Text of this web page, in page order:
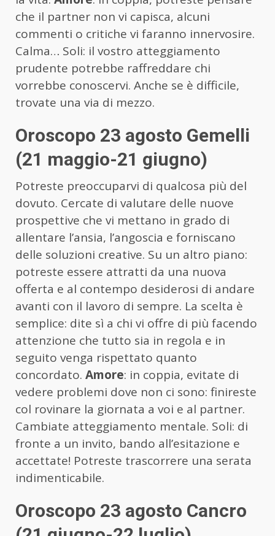
che il partner non vi capisca, alcuni
commenti o critiche vi faranno innervosire.
Calma… Soli: il vostro atteggiamento
prudente potrebbe raffreddare chi
vorrebbe conoscervi. Anche se è difficile,
trovate una via di mezzo.
Oroscopo 23 agosto Gemelli
(21 maggio-21 giugno)
Potreste preoccuparvi di qualcosa più del
dovuto. Cercate di valutare delle nuove
prospettive che vi mettano in grado di
allentare l’ansia, l’angoscia e forniscano
delle soluzioni creative. Su un altro piano:
potreste essere attratti da una nuova
offerta e al contempo desiderosi di andare
avanti con il lavoro di sempre. La scelta è
semplice: dite sì a chi vi offre di più facendo
attenzione che tutto sia in regola e in
seguito venga rispettato quanto
concordato. Amore: in coppia, evitate di
vedere problemi dove non ci sono: finireste
col rovinare la giornata a voi e al partner.
Cambiate atteggiamento mentale. Soli: di
fronte a un invito, bando all’esitazione e
accettate! Potreste trascorrere una serata
indimenticabile.
Oroscopo 23 agosto Cancro